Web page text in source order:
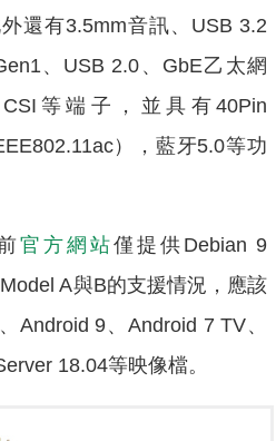
還有3.5mm音訊、USB 3.2
、USB 2.0、GbE乙太網
等端子，並具有40Pin
），藍牙5.0等功
官方網站僅提供Debian 9
A與B的支援情況，應該
Android 9、Android 7 TV、
18.04等映像檔。